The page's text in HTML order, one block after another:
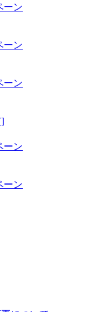
ーン
ーン
ーン
]
ーン
ーン